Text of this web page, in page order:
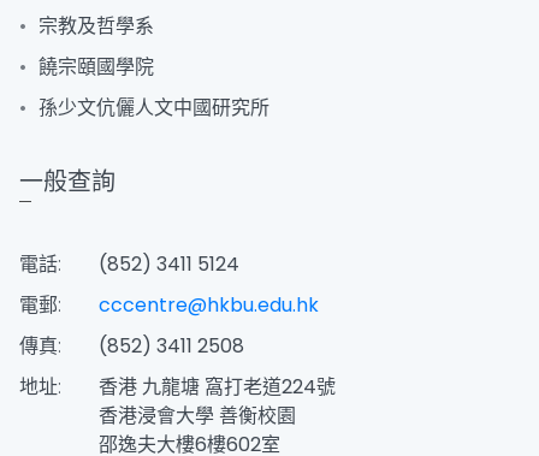
宗教及哲學系
饒宗頤國學院
孫少文伉儷人文中國研究所
一般查詢
電話:
(852) 3411 5124
電郵:
cccentre@hkbu.edu.hk
傳真:
(852) 3411 2508
地址:
香港 九龍塘 窩打老道224號
香港浸會大學 善衡校園
邵逸夫大樓6樓602室